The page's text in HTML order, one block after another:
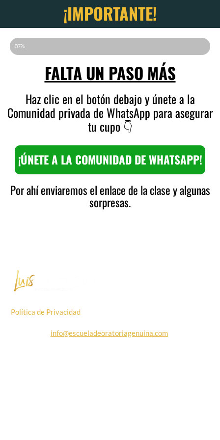
¡IMPORTANTE!
87%
FALTA UN PASO MÁS
Haz clic en el botón debajo y únete a la
Comunidad privada de WhatsApp para asegurar
tu cupo 👇​
¡ÚNETE A LA COMUNIDAD DE WHATSAPP!
Por ahí enviaremos el enlace de la clase y algunas
sorpresas.
Política de Privacidad: Valoramos tu privacidad y prometemos
info@escueladeoratoriagenuina.com